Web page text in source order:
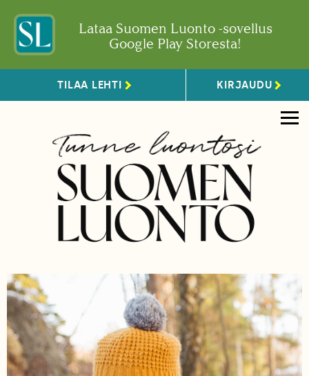
Lataa Suomen Luonto -sovellus
Google Play Storesta!
TILAA LEHTI KIRJAUDU